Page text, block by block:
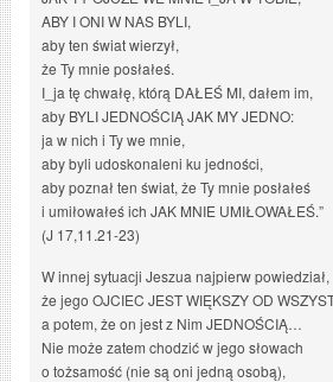
ABY I ONI W NAS BYLI,
aby ten świat wierzył,
że Ty mnie posłałeś.
I_ja tę chwałę, którą DAŁEŚ MI, dałem im,
aby BYLI JEDNOŚCIĄ JAK MY JEDNO:
ja w nich i Ty we mnie,
aby byli udoskonaleni ku jedności,
aby poznał ten świat, że Ty mnie posłałeś
i umiłowałeś ich JAK MNIE UMIŁOWAŁEŚ.”
(J 17,11.21-23)
W innej sytuacji Jeszua najpierw powiedział,
że jego OJCIEC JEST WIĘKSZY OD
a potem, że on jest z Nim JEDNOŚCIĄ…
Nie może zatem chodzić w jego słowach
o tożsamość (nie są oni jedną osobą),